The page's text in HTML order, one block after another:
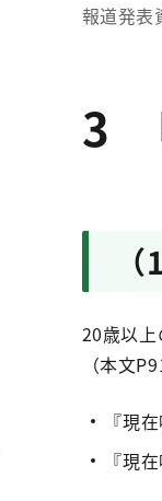
報道発表
3
20歳以上
（本文
『現
『現